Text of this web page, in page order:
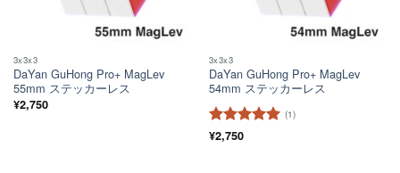
3x3x3
DaYan GuHong Pro+ MagLev
55mm ステッカーレス
¥2,750
3x3x3
DaYan GuHong Pro+ MagLev
54mm ステッカーレス
5段階中
(1)
¥2,750